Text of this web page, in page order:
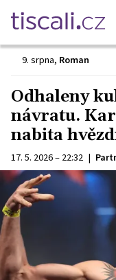
9. srpna, Roman
Odhaleny
návratu.
nabita
17. 5. 2026 – 22:32 |